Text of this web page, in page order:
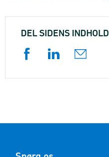
DEL SIDENS INDHOLD